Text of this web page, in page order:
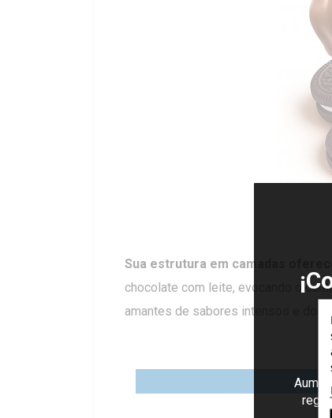
Sua estrutura em camadas
chocolate com leite, evocando o
amantes de sabores intensos e doces.